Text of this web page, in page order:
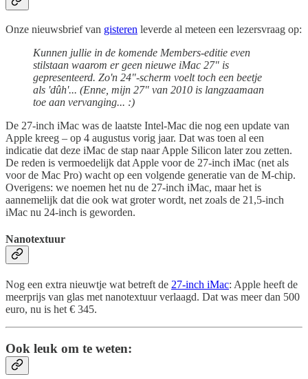
Onze nieuwsbrief van gisteren leverde al meteen een lezersvraag op:
Kunnen jullie in de komende Members-editie even
stilstaan waarom er geen nieuwe iMac 27" is
gepresenteerd. Zo'n 24"-scherm voelt toch een beetje
als 'dûh'... (Enne, mijn 27" van 2010 is langzaamaan
toe aan vervanging... :)
De 27-inch iMac was de laatste Intel-Mac die nog een update van
Apple kreeg – op 4 augustus vorig jaar. Dat was toen al een
indicatie dat deze iMac de stap naar Apple Silicon later zou zetten.
De reden is vermoedelijk dat Apple voor de 27-inch iMac (net als
voor de Mac Pro) wacht op een volgende generatie van de M-chip.
Overigens: we noemen het nu de 27-inch iMac, maar het is
aannemelijk dat die ook wat groter wordt, net zoals de 21,5-inch
iMac nu 24-inch is geworden.
Nanotextuur
Nog een extra nieuwtje wat betreft de 27-inch iMac: Apple heeft de
meerprijs van glas met nanotextuur verlaagd. Dat was meer dan 500
euro, nu is het € 345.
Ook leuk om te weten: